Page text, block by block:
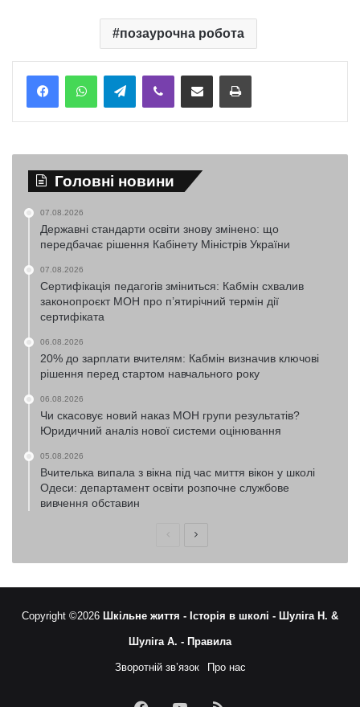
позаурочна робота
TelegramViber Надіслати електронною поштоюНадрукувати
Головні новини
07.08.2026
Державні стандарти освіти знову змінено: що
передбачає рішення Кабінету Міністрів України
07.08.2026
Сертифікація педагогів зміниться: Кабмін схвалив
законопроєкт МОН про п’ятирічний термін дії
сертифіката
06.08.2026
20% до зарплати вчителям: Кабмін визначив ключові
рішення перед стартом навчального року
06.08.2026
Чи скасовує новий наказ МОН групи результатів?
Юридичний аналіз нової системи оцінювання
05.08.2026
Вчителька випала з вікна під час миття вікон у школі
Одеси: департамент освіти розпочне службове
вивчення обставин
ПопередняНаступна
Copyright ©2026 Шкільне життя - Історія в школі - Шуліга Н. &
Шуліга А. - Правила
Зворотній зв’язок Про нас